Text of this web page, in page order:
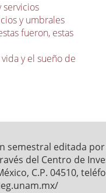
servicios
y umbrales
fueron, estas
y el sueño de
semestral editada
del Centro de
C.P. 04510,